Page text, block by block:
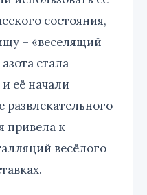
состояния,
– «веселящий
стала
её начали
развлекательного
привела к
весёлого